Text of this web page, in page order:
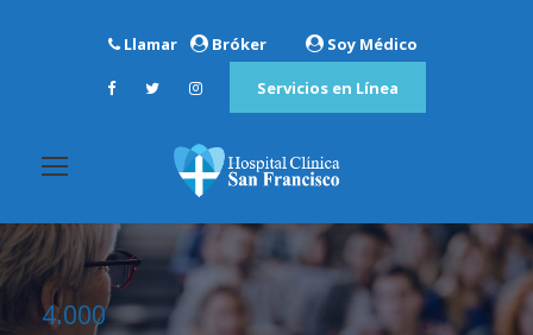
Llamar Bróker Soy Médico
Servicios en Línea
4.000